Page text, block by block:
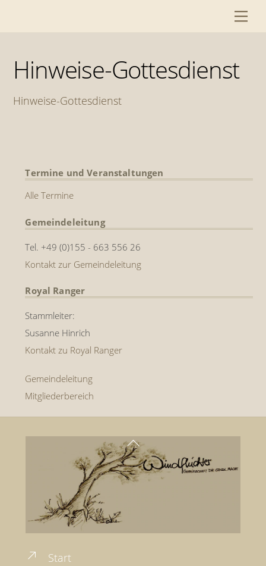
Hinweise-Gottesdienst
Hinweise-Gottesdienst
Termine und Veranstaltungen
Alle Termine
Gemeindeleitung
Tel. +49 (0)155 - 663 556 26
Kontakt zur Gemeindeleitung
Royal Ranger
Stammleiter:
Susanne Hinrich
Kontakt zu Royal Ranger
Gemeindeleitung
Mitgliederbereich
Back
To
Top
Start